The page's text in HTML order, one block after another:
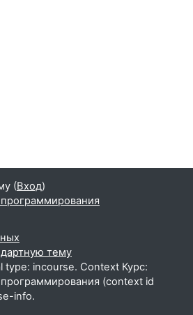
(Вход)
тему
type: incourse. Context Курс:
(context id
info.